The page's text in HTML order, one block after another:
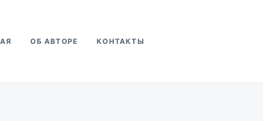
ОБ АВТОРЕ КОНТАКТЫ